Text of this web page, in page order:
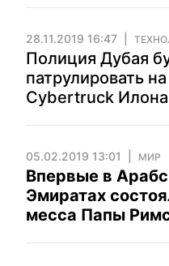
28.11.2019 16:47
Полиция Дубая
патрулировать
Cybertruck
05.02.2019 13:01 МИР
Впервые в
Эмиратах
месса Папы